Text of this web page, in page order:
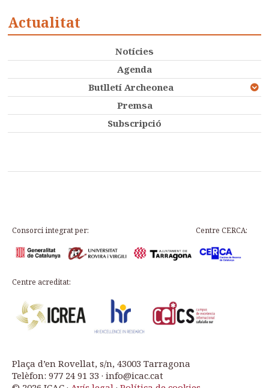
Actualitat
Notícies
Agenda
Butlletí Archeonea
Premsa
Subscripció
Consorci integrat per: Centre CERCA:
Centre acreditat:
Plaça d’en Rovellat, s/n, 43003 Tarragona
Telèfon: 977 24 91 33 · info@icac.cat